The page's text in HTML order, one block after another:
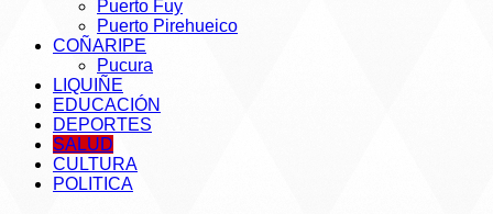
Puerto Fuy
Puerto Pirehueico
COÑARIPE
Pucura
LIQUIÑE
EDUCACIÓN
DEPORTES
SALUD
CULTURA
POLITICA